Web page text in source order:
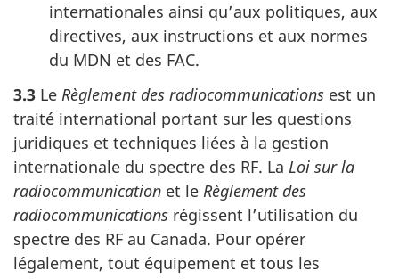
internationales ainsi qu’aux politiques, aux
directives, aux instructions et aux normes
du MDN et des FAC.
3.3 Le Règlement des radiocommunications est un
traité international portant sur les questions
juridiques et techniques liées à la gestion
internationale du spectre des RF. La Loi sur la
radiocommunication et le Règlement des
radiocommunications régissent l’utilisation du
spectre des RF au Canada. Pour opérer
légalement, tout équipement et tous les